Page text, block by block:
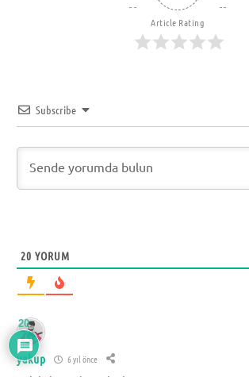
Article Rating
Subscribe
20 YORUM
yakup 6 yıl önce
20